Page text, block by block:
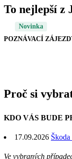
To nejlepší z
Novinka
POZNÁVACÍ
Proč si
KDO VÁS BUDE
17.09.2026 Škoda
Ve vybraných